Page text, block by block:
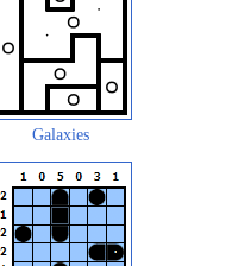
Galaxies